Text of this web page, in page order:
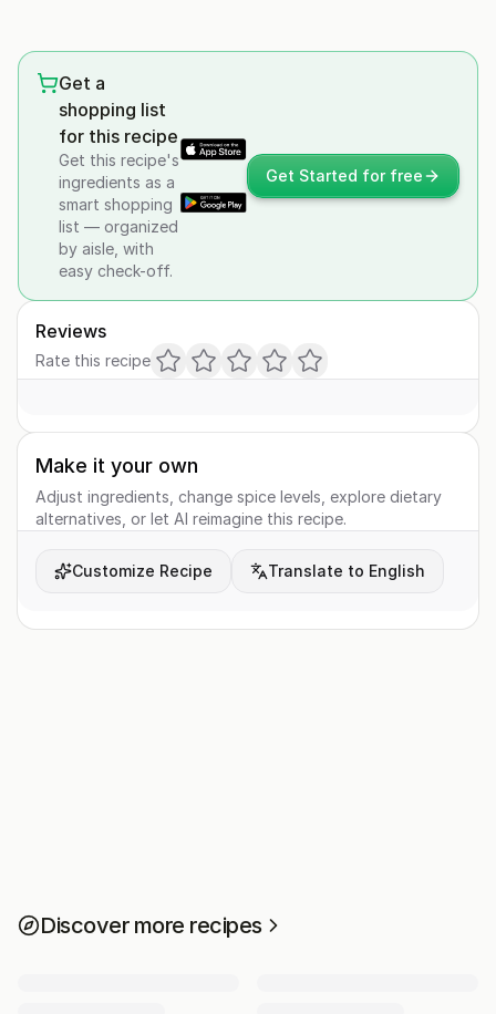
Get a
shopping list
for this recipe
Get this recipe's
ingredients as a
smart shopping
list — organized
by aisle, with
easy check-off.
Get Started for free
Reviews
Rate this recipe
Make it your own
Adjust ingredients, change spice levels, explore dietary
alternatives, or let AI reimagine this recipe.
Customize Recipe Translate to English
Discover more recipes